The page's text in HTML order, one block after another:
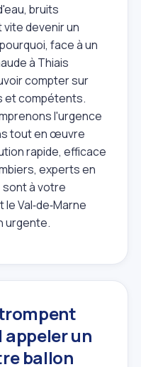
bruits
devenir un
face à un
à Thiais
compter sur
et compétents.
l'urgence
tout en œuvre
rapide, efficace
experts en
sont à votre
Val‑de‑Marne
urgente.
appeler un
ballon